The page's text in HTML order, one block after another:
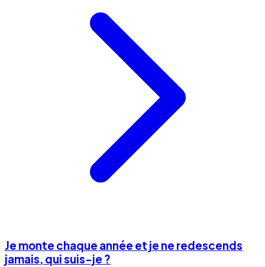
Je monte chaque année et je ne redescends
jamais, qui suis-je ?